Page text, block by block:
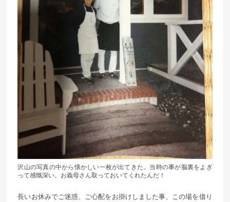
沢山の写真の中から懐かしい一枚が出てきた。当時の事が脳裏をよぎ
って感慨深い。お義母さん取っておいてくれたんだ！
長いお休みでご迷惑、ご心配をお掛けしました事、この場を借り